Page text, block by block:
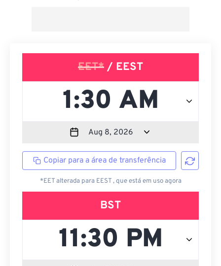
EET* / EEST
Copiar para a área de transferência
*EET alterada para EEST , que está em uso agora
BST